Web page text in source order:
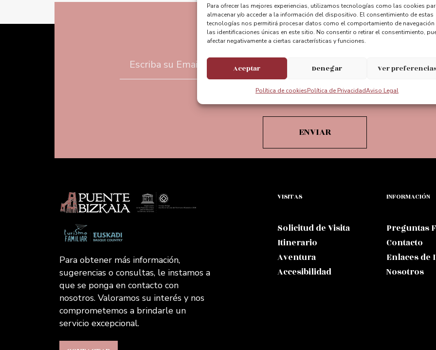
Para ofrecer las mejores experiencias, utilizamos tecnologías como las cookies
almacenar y/o acceder a la información del dispositivo. El consentimiento de estas
tecnologías nos permitirá procesar datos como el comportamiento de navegación
las identificaciones únicas en este sitio. No consentir o retirar el consentimiento,
afectar negativamente a ciertas características y funciones.
Aceptar Denegar Ver
Política de cookiesPolítica de PrivacidadAviso Legal
Suscríbete a nuestra newsletter
Acepto el Aviso legal de la web
Para obtener más información,
sugerencias o consultas, le instamos a
que se ponga en contacto con
nosotros. Valoramos su interés y nos
comprometemos a brindarle un
servicio excepcional.
VISITAS
Solicitud de Visita
Itinerario
Aventura
Accesibilidad
INFORMACIÓN
Preguntas
Contacto
Enlaces de
Nosotros